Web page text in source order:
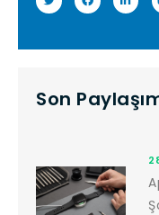
Son